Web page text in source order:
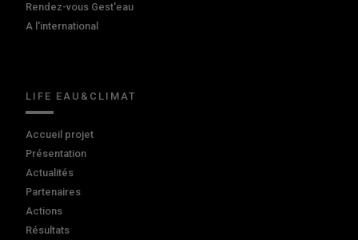
Rendez-vous Gest'eau
A l'international
LIFE EAU&CLIMAT
Accueil projet
Présentation
Actualités
Partenaires
Actions
Résultats